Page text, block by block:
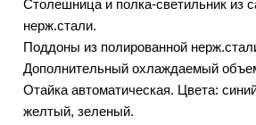
Столешница и полка-светильник из
нерж.стали.
Поддоны из полированной
Дополнительный охлаждаемый
Отайка автоматическая. Цвета:
желтый, зеленый.